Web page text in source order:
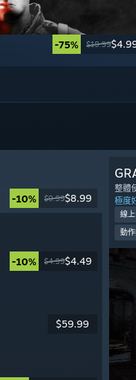
-75% $19.99
-10% $9.99$8.99
-10% $4.99$4.49
$59.99
整體
極度
線
動